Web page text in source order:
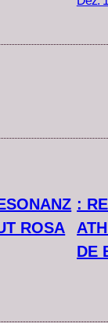
ROSA
:
DE